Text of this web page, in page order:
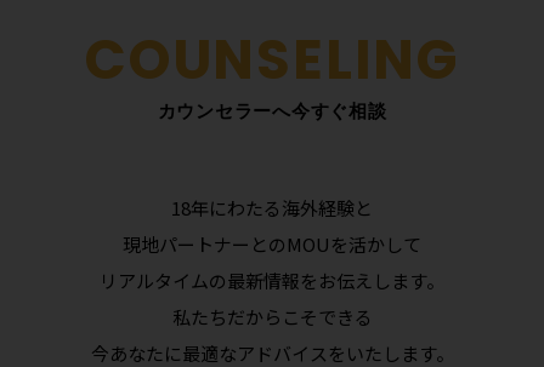
カウンセラーへ今すぐ相談
18年にわたる海外経験と
現地パートナーとのMOUを活かして
リアルタイムの最新情報をお伝えします。
私たちだからこそできる
今あなたに最適なアドバイスをいたします。